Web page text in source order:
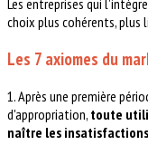
Les entreprises qui
choix plus cohérents, plus
Les 7 axiomes du
1. Après une première
d'appropriation, toute
naître les